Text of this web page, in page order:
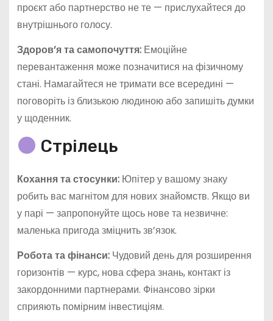
проєкт або партнерство не те — прислухайтеся до
внутрішнього голосу.
Здоров’я та самопочуття:Емоційне
перевантаження може позначитися на фізичному
стані. Намагайтеся не тримати все всередині —
поговоріть із близькою людиною або запишіть думки
у щоденник.
Стрілець
Кохання та стосунки:Юпітер у вашому знаку
робить вас магнітом для нових знайомств. Якщо ви
у парі — запропонуйте щось нове та незвичне:
маленька пригода зміцнить зв’язок.
Робота та фінанси:Чудовий день для розширення
горизонтів — курс, нова сфера знань, контакт із
закордонними партнерами. Фінансово зірки
сприяють помірним інвестиціям.